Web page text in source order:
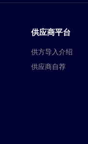
供应商平台
供方导入介绍
供应商自荐